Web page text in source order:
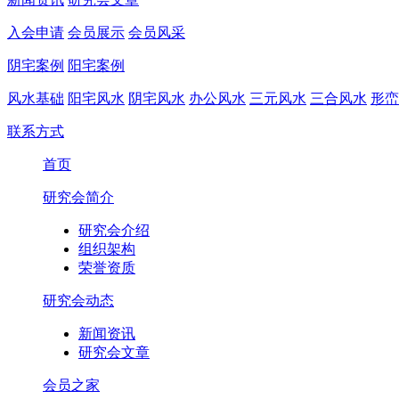
入会申请 会员展示 会员风采
阴宅案例 阳宅案例
风水基础 阳宅风水 阴宅风水 办公风水 三元风水 三合风水 形
联系方式
首页
研究会简介
研究会介绍
组织架构
荣誉资质
研究会动态
新闻资讯
研究会文章
会员之家